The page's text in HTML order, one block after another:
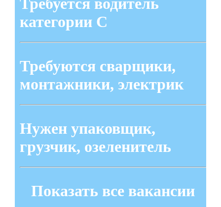
Требуется водитель
категории С
Требуются сварщики,
монтажники, электрик
Нужен упаковщик,
грузчик, озеленитель
Показать все вакансии